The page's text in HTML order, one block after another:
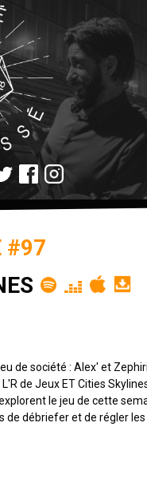
#97
de société : Alex' et
de Jeux ET Cities
le jeu de cette
de débriefer et de régler